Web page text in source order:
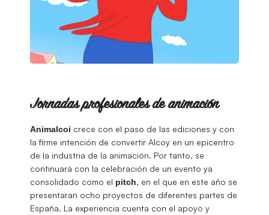
Jornadas profesionales de animación
Animalcoi crece con el paso de las ediciones y con
la firme intención de convertir Alcoy en un epicentro
de la industria de la animación. Por tanto, se
continuará con la celebración de un evento ya
consolidado como el pitch, en el que en este año se
presentaran ocho proyectos de diferentes partes de
España. La experiencia cuenta con el apoyo y